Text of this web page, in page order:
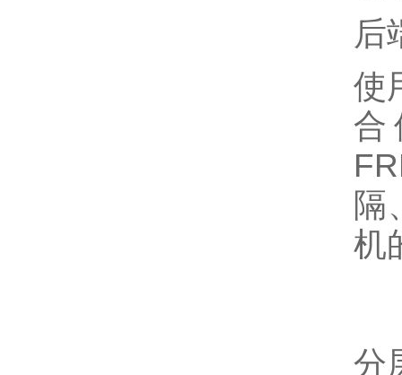
后
使
隔
机
分